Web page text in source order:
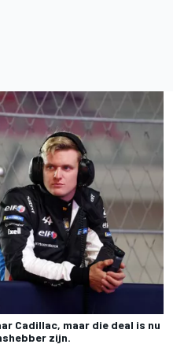
Cadillac, maar die deal is nu
zijn.